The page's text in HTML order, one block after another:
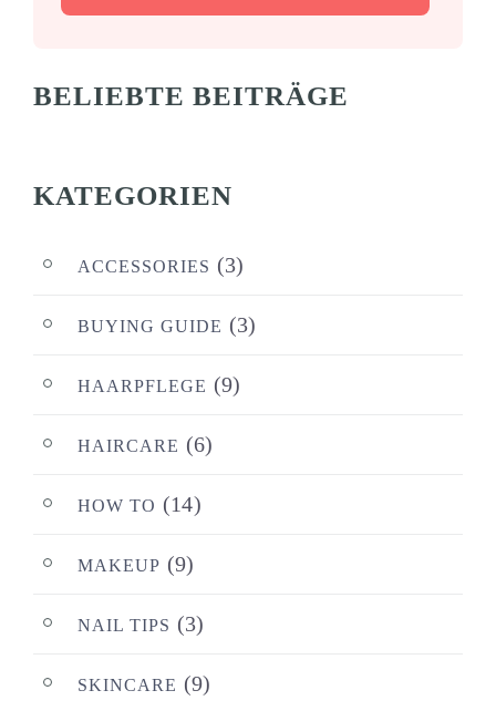
BELIEBTE BEITRÄGE
KATEGORIEN
ACCESSORIES (3)
BUYING GUIDE (3)
HAARPFLEGE (9)
HAIRCARE (6)
HOW TO (14)
MAKEUP (9)
NAIL TIPS (3)
SKINCARE (9)